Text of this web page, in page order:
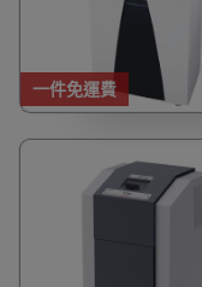
一件免運費